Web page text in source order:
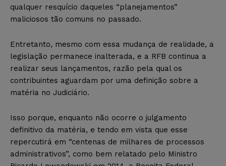
qualquer resquício daqueles “planejamentos”
maliciosos tão comuns no passado.
Entretanto, mesmo com essa mudança de realidade, a
legislação permanece inalterada, e a RFB continua a
realizar seus lançamentos, razão pela qual os
contribuintes aguardam por uma definição sobre a
matéria no Judiciário.
Isso porque, enquanto não ocorre o julgamento
definitivo da matéria, e tendo em vista que esse
repercutirá em “centenas de milhares de processos
administrativos”, como bem relatado pelo Ministro